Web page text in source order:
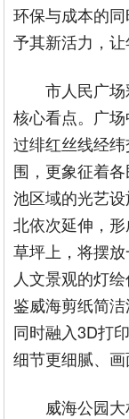
环保与成本的
予其新活力，让
市人民广
核心看点。广
过绯红丝线经
围，更象征着
池区域的光艺
北依次延伸，
草坪上，将摆
人文景观的灯
鉴威海剪纸简
同时融入3D打
细节更细腻、画
威海公园